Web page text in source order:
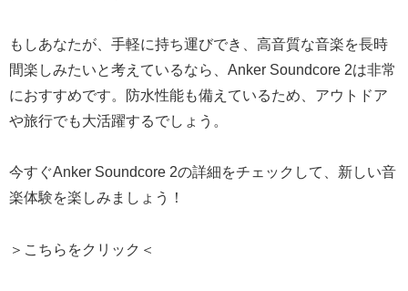
もしあなたが、手軽に持ち運びでき、高音質な音楽を長時
間楽しみたいと考えているなら、Anker Soundcore 2は非常
におすすめです。防水性能も備えているため、アウトドア
や旅行でも大活躍するでしょう。
今すぐAnker Soundcore 2の詳細をチェックして、新しい音
楽体験を楽しみましょう！
＞こちらをクリック＜